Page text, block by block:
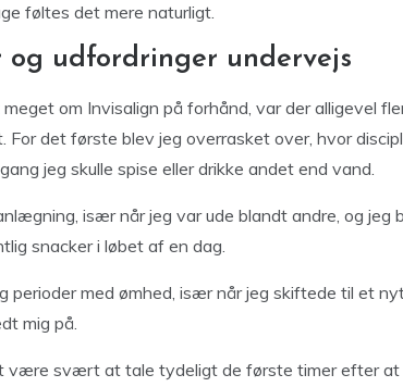
føltes det mere naturligt.
og udfordringer undervejs
om Invisalign på forhånd, var der alligevel
For det første blev jeg overrasket over, hvor
jeg skulle spise eller drikke andet end vand.
især når jeg var ude blandt andre, og jeg
snacker i løbet af en dag.
perioder med ømhed, især når jeg skiftede til et
mig på.
være svært at tale tydeligt de første timer efter at